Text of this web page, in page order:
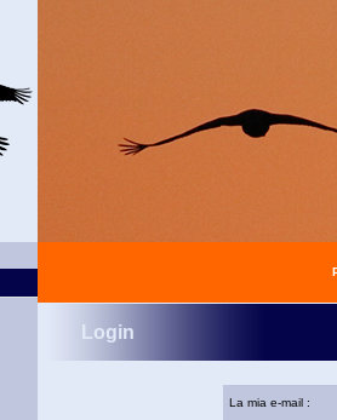
Login
La mia e-mail :